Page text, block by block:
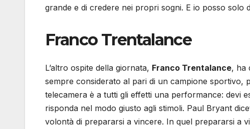
grande e di credere nei propri sogni. E io posso solo
Franco Trentalance
L’altro ospite della giornata, Franco Trentalance, ha
sempre considerato al pari di un campione sportivo,
telecamera è a tutti gli effetti una performance: devi
risponda nel modo giusto agli stimoli. Paul Bryant
volontà di prepararsi a vincere. In quel prepararsi a